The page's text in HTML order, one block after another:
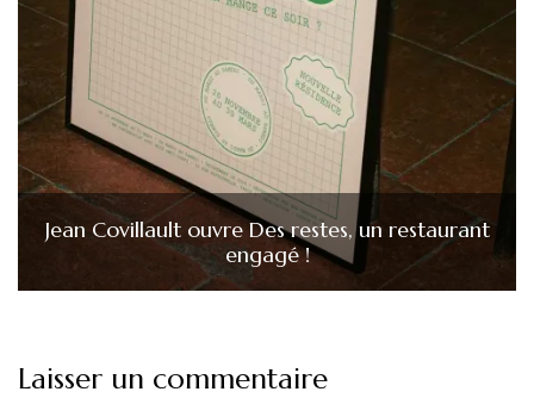
Jean Covillault ouvre Des restes, un restaurant
engagé !
Laisser un commentaire